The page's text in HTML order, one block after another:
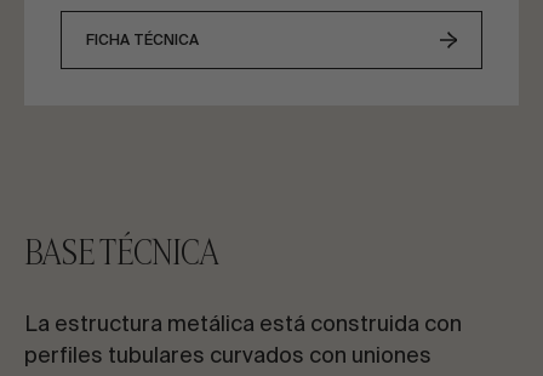
FICHA TÉCNICA
BASE TÉCNICA
La estructura metálica está construida con
perfiles tubulares curvados con uniones